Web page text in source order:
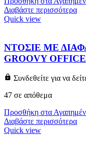
Διαβάστε περισσότερα
Quick view
ΝΤΟΣΙΕ ΜΕ
GROOVY OFFICE
Συνδεθείτε για να
47 σε απόθεμα
Προσθήκη στα
Διαβάστε περισσότερα
Quick view